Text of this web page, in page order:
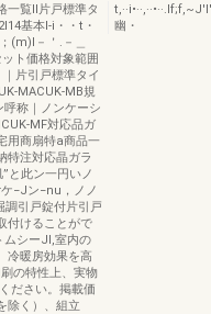
一覧Il片戸標準タ
基本l-i・・t・
(m)l－＇.－＿
ト価格対象範囲
片引戸標準タイ
MACUK-MB規
称｜ノンケーシ
MF対応品ガ
用商扇特a商品一
特注対応晶ガラ
と此ン一円いノ
−Jン−nu，ノノ
調引戸錠付片引戸
付けることがで
ムシーJI,室内の
冷暖房効果を高
の特性上、実物
ださい。掲載価
除く）、組立
幽・